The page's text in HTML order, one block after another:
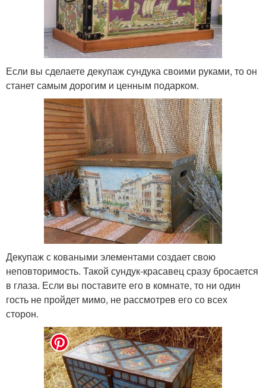
Если вы сделаете декупаж сундука своими руками, то он
станет самым дорогим и ценным подарком.
Декупаж с коваными элементами создает свою
неповторимость. Такой сундук-красавец сразу бросается
в глаза. Если вы поставите его в комнате, то ни один
гость не пройдет мимо, не рассмотрев его со всех
сторон.